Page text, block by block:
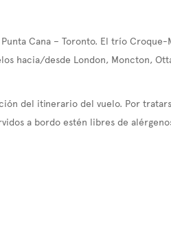
Cana – Toronto. El trío
hacia/desde London, Moncton,
del itinerario del vuelo. Por
a bordo estén libres de